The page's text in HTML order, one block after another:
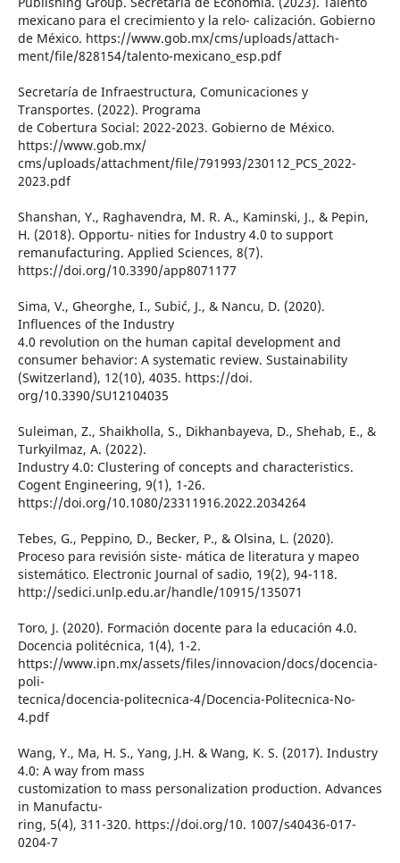
mexicano para el crecimiento y la relo- calización. Gobierno
de México. https://www.gob.mx/cms/uploads/attach-
ment/file/828154/talento-mexicano_esp.pdf
Secretaría de Infraestructura, Comunicaciones y
Transportes. (2022). Programa
de Cobertura Social: 2022-2023. Gobierno de México.
https://www.gob.mx/
cms/uploads/attachment/file/791993/230112_PCS_2022-
2023.pdf
Shanshan, Y., Raghavendra, M. R. A., Kaminski, J., & Pepin,
H. (2018). Opportu- nities for Industry 4.0 to support
remanufacturing. Applied Sciences, 8(7).
https://doi.org/10.3390/app8071177
Sima, V., Gheorghe, I., Subić, J., & Nancu, D. (2020).
Influences of the Industry
4.0 revolution on the human capital development and
consumer behavior: A systematic review. Sustainability
(Switzerland), 12(10), 4035. https://doi.
org/10.3390/SU12104035
Suleiman, Z., Shaikholla, S., Dikhanbayeva, D., Shehab, E., &
Turkyilmaz, A. (2022).
Industry 4.0: Clustering of concepts and characteristics.
Cogent Engineering, 9(1), 1-26.
https://doi.org/10.1080/23311916.2022.2034264
Tebes, G., Peppino, D., Becker, P., & Olsina, L. (2020).
Proceso para revisión siste- mática de literatura y mapeo
sistemático. Electronic Journal of sadio, 19(2), 94-118.
http://sedici.unlp.edu.ar/handle/10915/135071
Toro, J. (2020). Formación docente para la educación 4.0.
Docencia politécnica, 1(4), 1-2.
https://www.ipn.mx/assets/files/innovacion/docs/docencia-
poli-
tecnica/docencia-politecnica-4/Docencia-Politecnica-No-
4.pdf
Wang, Y., Ma, H. S., Yang, J.H. & Wang, K. S. (2017). Industry
4.0: A way from mass
customization to mass personalization production. Advances
in Manufactu-
ring, 5(4), 311-320. https://doi.org/10. 1007/s40436-017-
0204-7